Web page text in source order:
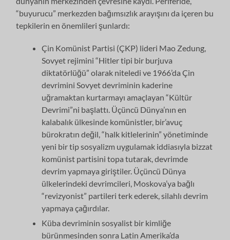
“buyurucu” merkezden bağımsızlık arayışını da içeren bu
tepkilerin en önemlileri şunlardı:
Çin Komünist Partisi (ÇKP) lideri Mao Zedung,
Sovyet rejimini “Hitler tipi bir burjuva
diktatörlüğü” olarak niteledi ve 1966’da Çin
devrimini Sovyet devrimi­nin kaderine
uğramaktan kurtarmayı amaçlayan “Kültür
Devrimi”ni başlattı. Üçüncü Dünya’nın en
kalabalık ülkesinde komünistler, bir’avuç
bürokratın de­ğil, “halk kitlelerinin” yönetiminde
yeni bir tip sosyalizm uygulamak iddiasıyla bizzat
komünist partisini topa tutarak, devrimde
devrim yapmaya giriştiler. Üçün­cü Dünya
ülkelerindeki devrimcileri, Moskova’ya bağlı
“revizyonist” partileri terk ederek, silahlı devrim
yapmaya çağırdılar.
Küba devriminin sosyalist bir kimliğe
bürünmesinden sonra Latin Amerika’­da